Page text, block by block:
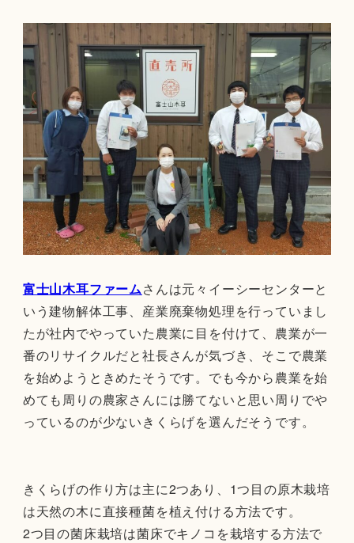
富士山木耳ファームさんは元々イーシーセンターと
いう建物解体工事、産業廃棄物処理を行っていまし
たが社内でやっていた農業に目を付けて、農業が一
番のリサイクルだと社長さんが気づき、そこで農業
を始めようときめたそうです。でも今から農業を始
めても周りの農家さんには勝てないと思い周りでや
っているのが少ないきくらげを選んだそうです。
きくらげの作り方は主に2つあり、1つ目の原木栽培
は天然の木に直接種菌を植え付ける方法です。
2つ目の菌床栽培は菌床でキノコを栽培する方法で